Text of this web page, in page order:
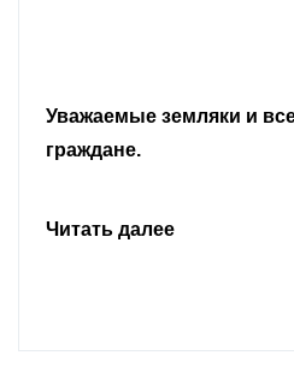
Уважаемые земляки и
граждане.
Читать далее